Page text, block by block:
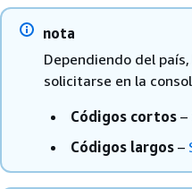
nota
Dependiendo del
solicitarse en la
Códigos cortos –
Códigos largos –